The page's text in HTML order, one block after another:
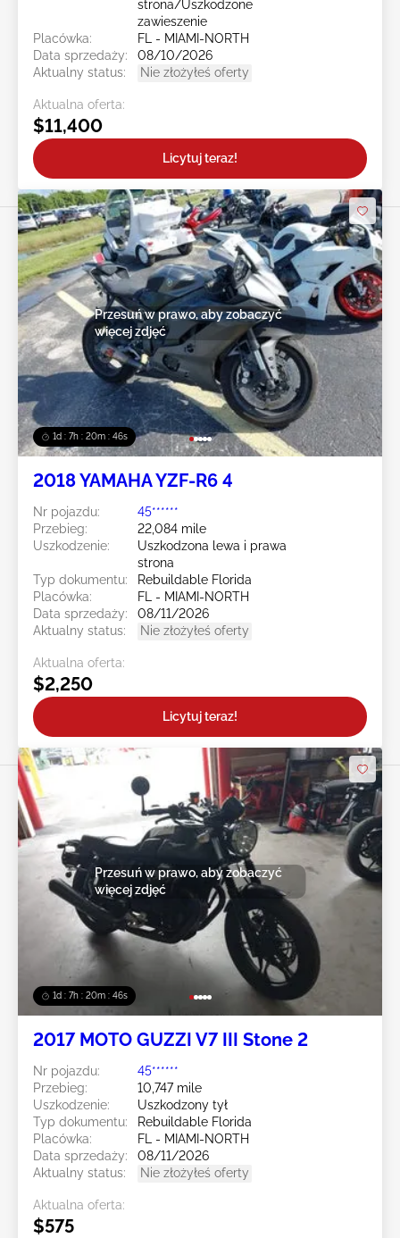
strona/Uszkodzone
zawieszenie
Placówka:
FL - MIAMI-NORTH
Data sprzedaży:
08/10/2026
Aktualny status:
Nie złożyłeś oferty
Aktualna oferta:
$11,400
Licytuj teraz!
1d : 7h : 20m : 43s
Przesuń w prawo, aby zobaczyć
więcej zdjęć
2018 YAMAHA YZF-R6 4
Nr pojazdu:
45******
Przebieg:
22,084 mile
Uszkodzenie:
Uszkodzona lewa i prawa
strona
Typ dokumentu:
Rebuildable Florida
Placówka:
FL - MIAMI-NORTH
Data sprzedaży:
08/11/2026
Aktualny status:
Nie złożyłeś oferty
Aktualna oferta:
$2,250
Licytuj teraz!
1d : 7h : 20m : 43s
Przesuń w prawo, aby zobaczyć
więcej zdjęć
2017 MOTO GUZZI V7 III Stone 2
Nr pojazdu:
45******
Przebieg:
10,747 mile
Uszkodzenie:
Uszkodzony tył
Typ dokumentu:
Rebuildable Florida
Placówka:
FL - MIAMI-NORTH
Data sprzedaży:
08/11/2026
Aktualny status:
Nie złożyłeś oferty
Aktualna oferta:
$575